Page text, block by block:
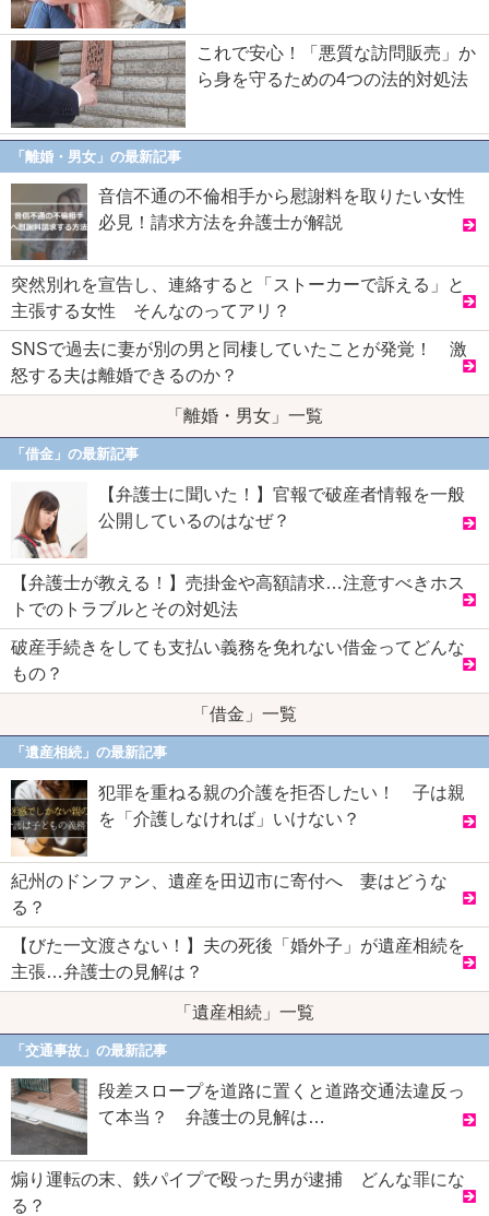
これで安心！「悪質な訪問販売」か
ら身を守るための4つの法的対処法
「離婚・男女」の最新記事
音信不通の不倫相手から慰謝料を取りたい女性
必見！請求方法を弁護士が解説
突然別れを宣告し、連絡すると「ストーカーで訴える」と
主張する女性 そんなのってアリ？
SNSで過去に妻が別の男と同棲していたことが発覚！ 激
怒する夫は離婚できるのか？
「離婚・男女」一覧
「借金」の最新記事
【弁護士に聞いた！】官報で破産者情報を一般
公開しているのはなぜ？
【弁護士が教える！】売掛金や高額請求…注意すべきホス
トでのトラブルとその対処法
破産手続きをしても支払い義務を免れない借金ってどんな
もの？
「借金」一覧
「遺産相続」の最新記事
犯罪を重ねる親の介護を拒否したい！ 子は親
を「介護しなければ」いけない？
紀州のドンファン、遺産を田辺市に寄付へ 妻はどうな
る？
【びた一文渡さない！】夫の死後「婚外子」が遺産相続を
主張…弁護士の見解は？
「遺産相続」一覧
「交通事故」の最新記事
段差スロープを道路に置くと道路交通法違反っ
て本当？ 弁護士の見解は…
煽り運転の末、鉄パイプで殴った男が逮捕 どんな罪にな
る？